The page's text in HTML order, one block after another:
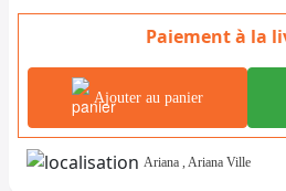
Paiement à la
Ajouter au panier
Ariana , Ariana Ville